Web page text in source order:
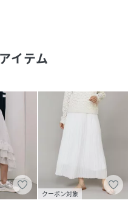
イテム
クーポン対象